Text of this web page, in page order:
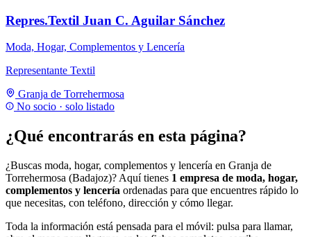
Repres.Textil Juan C. Aguilar Sánchez
Moda, Hogar, Complementos y Lencería
Representante Textil
Granja de Torrehermosa
No socio · solo listado
¿Qué encontrarás en esta página?
¿Buscas moda, hogar, complementos y lencería en Granja de
Torrehermosa (Badajoz)? Aquí tienes 1 empresa de moda, hogar,
complementos y lencería ordenadas para que encuentres rápido lo
que necesitas, con teléfono, dirección y cómo llegar.
Toda la información está pensada para el móvil: pulsa para llamar,